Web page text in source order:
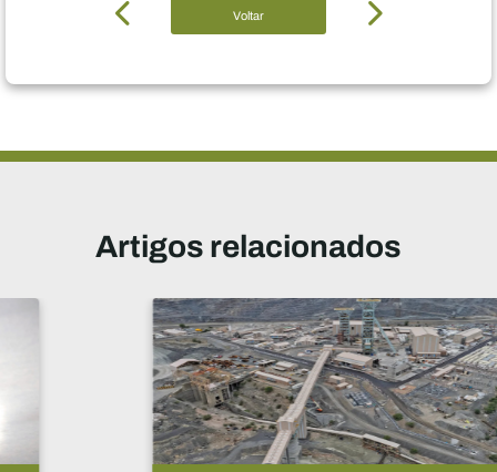
Voltar
Artigos relacionados